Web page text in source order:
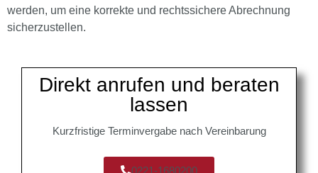
werden, um eine korrekte und rechtssichere Abrechnung
sicherzustellen.
Direkt anrufen und beraten
lassen
Kurzfristige Terminvergabe nach Vereinbarung
0221-1680200